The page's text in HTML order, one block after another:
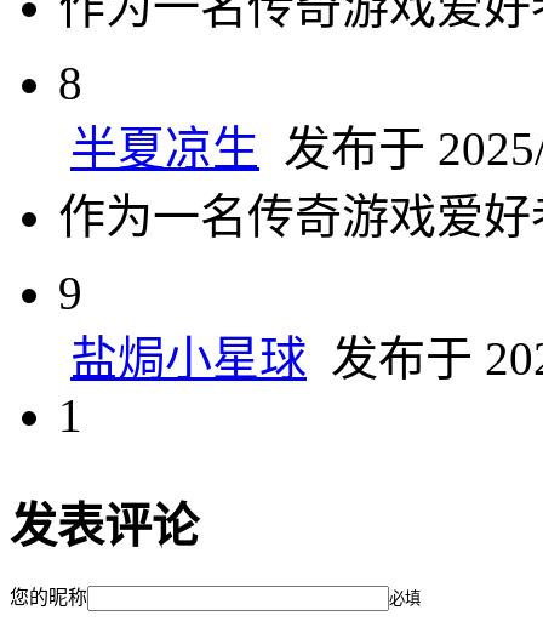
8
半夏凉生 发布于
作为一名传奇游戏爱
9
盐焗小星球 发布于
1
发表评论
您的昵称 必填